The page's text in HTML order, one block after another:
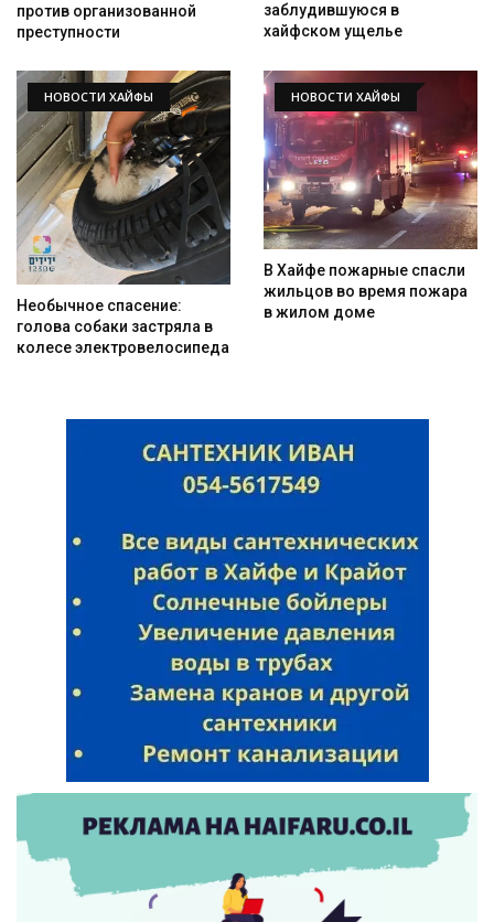
против организованной
преступности
заблудившуюся в
хайфском ущелье
НОВОСТИ ХАЙФЫ
Необычное спасение:
голова собаки застряла в
колесе электровелосипеда
НОВОСТИ ХАЙФЫ
В Хайфе пожарные спасли
жильцов во время пожара
в жилом доме